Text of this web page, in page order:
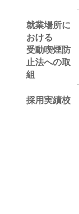
就業場所に
おける
受動喫煙防
止法への取
組
採用実績校